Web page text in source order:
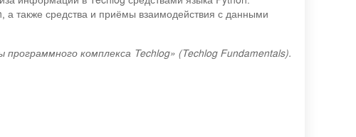
а также средства и приёмы взаимодействия с данными
комплекса Techlog» (Techlog Fundamentals).